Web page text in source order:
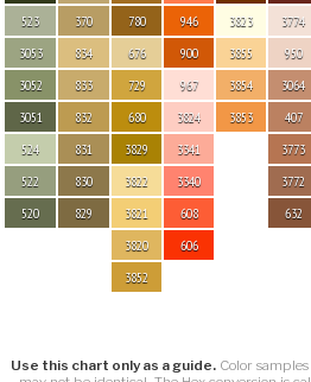
523
3053
3052
3051
524
522
520
370
834
833
832
831
830
829
780
676
729
680
3829
3822
3821
3820
3852
946
900
967
3824
3341
3340
608
606
3823
3855
3854
3853
3774
950
3064
407
3773
3772
632
Use this chart only as a guide. Color